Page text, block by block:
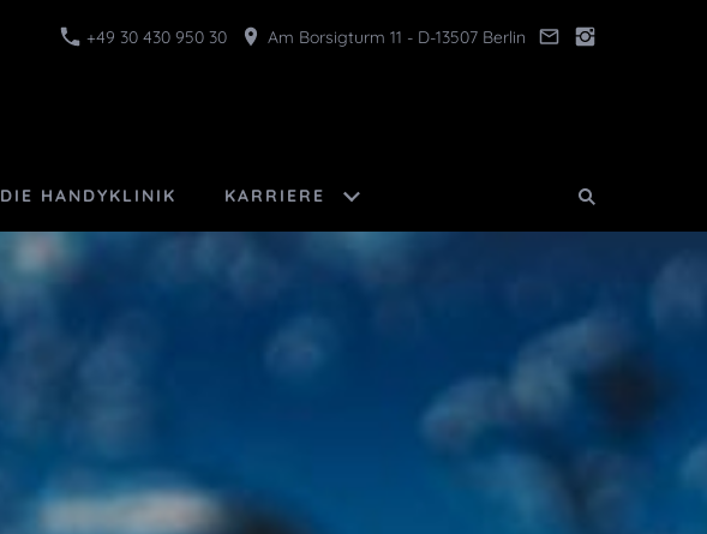
+49 30 430 950 30 Am Borsigturm 11 - D-13507 Berlin
DIE HANDYKLINIK KARRIERE